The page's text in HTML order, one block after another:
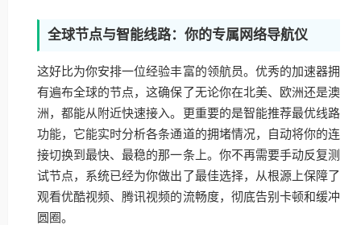
全球节点与智能线路：你的专属网络导航仪
这好比为你安排一位经验丰富的领航员。优秀的加速器拥
有遍布全球的节点，这确保了无论你在北美、欧洲还是澳
洲，都能从附近快速接入。更重要的是智能推荐最优线路
功能，它能实时分析各条通道的拥堵情况，自动将你的连
接切换到最快、最稳的那一条上。你不再需要手动反复测
试节点，系统已经为你做出了最佳选择，从根源上保障了
观看优酷视频、腾讯视频的流畅度，彻底告别卡顿和缓冲
圆圈。